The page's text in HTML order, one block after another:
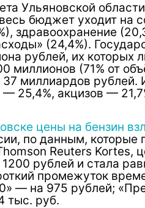
Ульяновской
бюджет уходит на
здравоохранение
(24,4%).
рублей, их которых
миллионов (71% от
миллиардов рублей.
25,4%, акцизов —
цены на бензин
по данным, которые
Reuters Kortes,
рублей и стала
промежуток
— на 975 рублей;
тыс. руб.